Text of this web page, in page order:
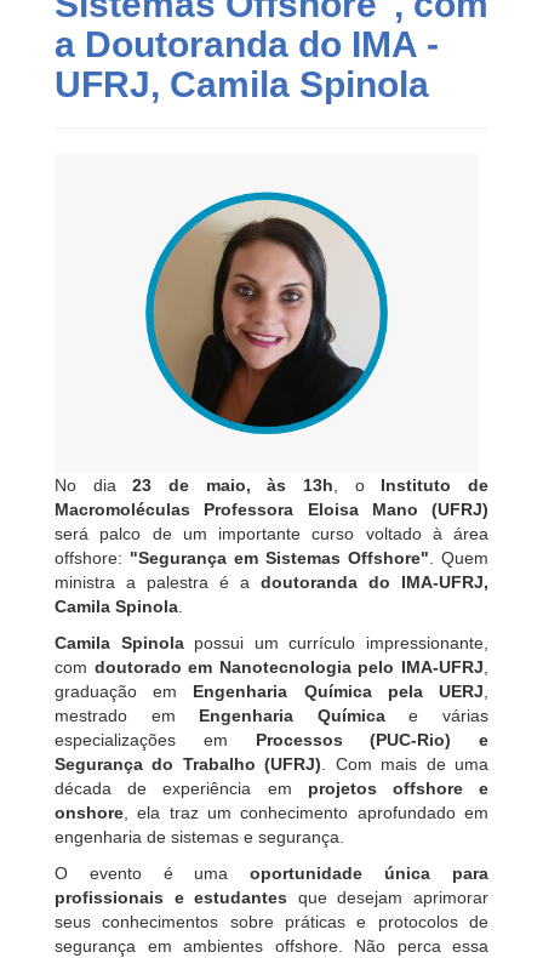
a Doutoranda do IMA -
UFRJ, Camila Spinola
No dia23 de maio, às 13h, o Instituto de
Macromoléculas Professora Eloisa Mano
(UFRJ)
será palco de um importante curso voltado à área
offshore: "Segurança em Sistemas Offshore". Quem
ministra a palestra é a doutoranda do IMA-UFRJ,
Camila Spinola.
Camila Spinolapossui um currículo impressionante,
com doutorado em Nanotecnologia pelo IMA-UFRJ,
graduação em Engenharia Química pela UERJ,
mestrado em Engenharia Químicae várias
especializações em Processos (PUC-Rio) e
Segurança do Trabalho (UFRJ). Com mais de uma
década de experiência em projetos offshore e
onshore, ela traz um conhecimento aprofundado em
engenharia de sistemas e segurança.
O evento é umaoportunidade única para
profissionais e estudantes que desejam aprimorar
seus conhecimentos sobre práticas e protocolos de
segurança em ambientes offshore. Não perca essa